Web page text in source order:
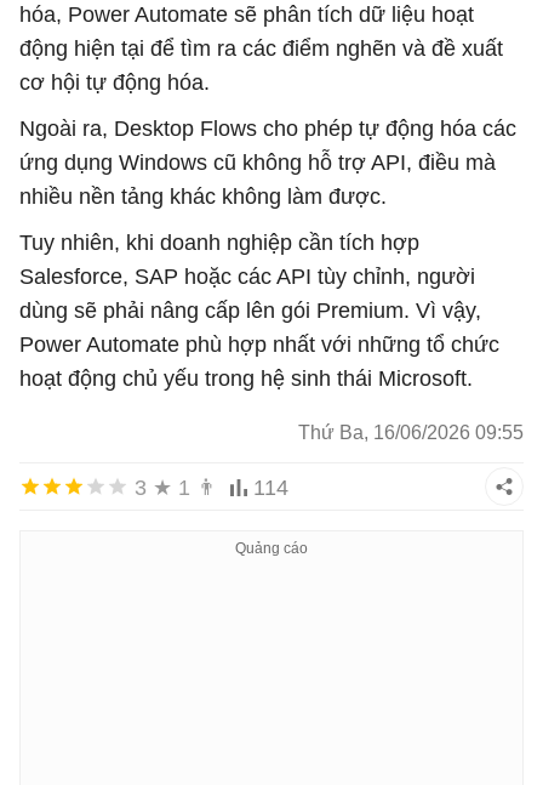
hóa, Power Automate sẽ phân tích dữ liệu hoạt
động hiện tại để tìm ra các điểm nghẽn và đề xuất
cơ hội tự động hóa.
Ngoài ra, Desktop Flows cho phép tự động hóa các
ứng dụng Windows cũ không hỗ trợ API, điều mà
nhiều nền tảng khác không làm được.
Tuy nhiên, khi doanh nghiệp cần tích hợp
Salesforce, SAP hoặc các API tùy chỉnh, người
dùng sẽ phải nâng cấp lên gói Premium. Vì vậy,
Power Automate phù hợp nhất với những tổ chức
hoạt động chủ yếu trong hệ sinh thái Microsoft.
Thứ Ba, 16/06/2026 09:55
3 ★ 1 👨 114